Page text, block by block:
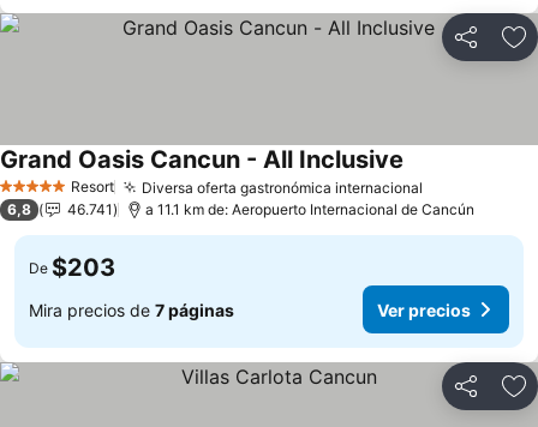
Compartir
5 Estrellas Resort Diversa oferta gastronómica internacional
Grand Oasis Cancun - All Inclusive
6,8 46.741 a 11.1 km de: Aeropuerto Internacional de Cancún
De $203
Mira precios de 7 páginas Ver precios
Compartir